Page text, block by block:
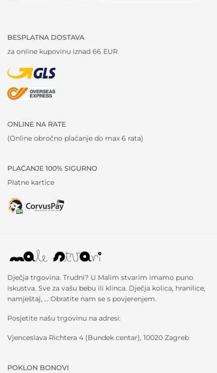
BESPLATNA DOSTAVA
za online kupovinu iznad 66 EUR
ONLINE NA RATE
(Online obročno plaćanje do max 6 rata)
PLAĆANJE 100% SIGURNO
Platne kartice
Dječja trgovina. Trudni? U Malim stvarim imamo puno
iskustva. Sve za vašu bebu ili klinca. Dječja kolica, hranilice,
namještaj, … Obratite nam se s povjerenjem.
Posjetite našu trgovinu na adresi:
Vjenceslava Richtera 4 (Bundek centar), 10020 Zagreb
POKLON BONOVI